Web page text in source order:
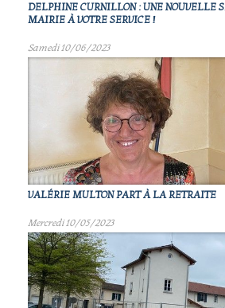
DELPHINE CURNILLON : UNE NOUVELLE
MAIRIE À VOTRE SERVICE !
Samedi 10/06/2023
VALÉRIE MULTON PART À LA RETRAITE
Mercredi 10/05/2023